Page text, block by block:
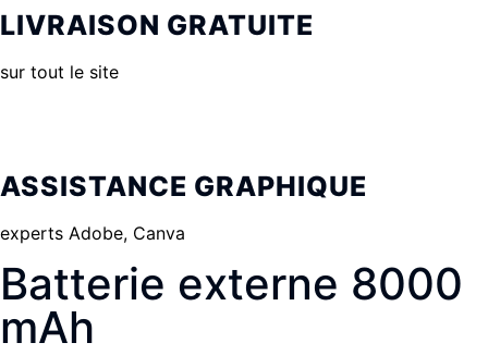
LIVRAISON GRATUITE
sur tout le site
ASSISTANCE GRAPHIQUE
experts Adobe, Canva
Batterie externe 8000
mAh